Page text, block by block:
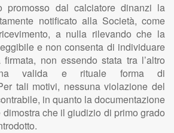
promosso dal calciatore dinanzi la
notificato alla Società, come
a nulla rilevando che la
e non consenta di individuare
non essendo stata tra l’altro
valida e rituale forma di
tali motivi, nessuna violazione del
in quanto la documentazione
che il giudizio di primo grado